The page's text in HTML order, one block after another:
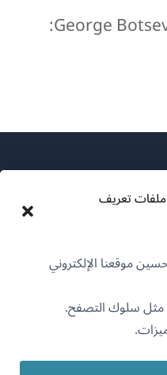
ملفات تعريف
موقعنا الإلكتروني
مثل سلوك التصفح.
(يفتح
في
نافذة
جديدة)
(يفتح